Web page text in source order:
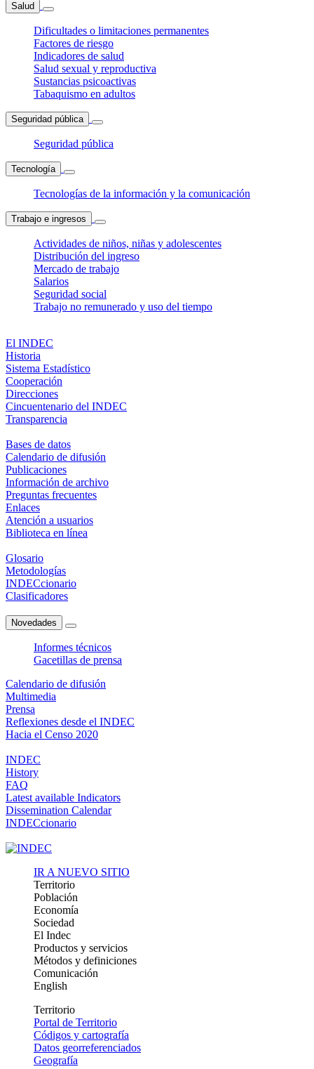
Salud
Dificultades o limitaciones permanentes
Factores de riesgo
Indicadores de salud
Salud sexual y reproductiva
Sustancias psicoactivas
Tabaquismo en adultos
Seguridad pública
Seguridad pública
Tecnología
Tecnologías de la información y la comunicación
Trabajo e ingresos
Actividades de niños, niñas y adolescentes
Distribución del ingreso
Mercado de trabajo
Salarios
Seguridad social
Trabajo no remunerado y uso del tiempo
El INDEC
Historia
Sistema Estadístico
Cooperación
Direcciones
Cincuentenario del INDEC
Transparencia
Bases de datos
Calendario de difusión
Publicaciones
Información de archivo
Preguntas frecuentes
Enlaces
Atención a usuarios
Biblioteca en línea
Glosario
Metodologías
INDECcionario
Clasificadores
Novedades
Informes técnicos
Gacetillas de prensa
Calendario de difusión
Multimedia
Prensa
Reflexiones desde el INDEC
Hacia el Censo 2020
INDEC
History
FAQ
Latest available Indicators
Dissemination Calendar
INDECcionario
IR A NUEVO SITIO
Territorio
Población
Economía
Sociedad
El Indec
Productos y servicios
Métodos y definiciones
Comunicación
English
Territorio
Portal de Territorio
Códigos y cartografía
Datos georreferenciados
Geografía